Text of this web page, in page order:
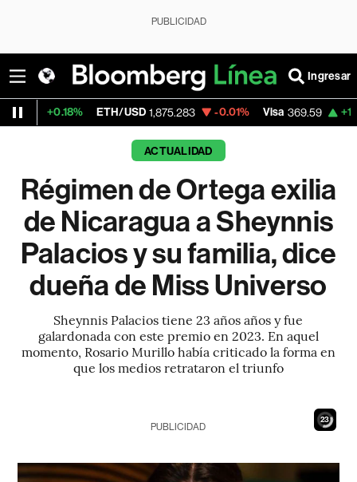
PUBLICIDAD
Ingresar
ETH/USD 1,875.283 -0.01% Visa 369.59 +1.07%
ACTUALIDAD
Régimen de Ortega exilia
de Nicaragua a Sheynnis
Palacios y su familia, dice
dueña de Miss Universo
Sheynnis Palacios tiene 23 años años y fue
galardonada con este premio en 2023. En aquel
momento, Rosario Murillo había criticado la forma en
que los medios retrataron el triunfo
21
PUBLICIDAD